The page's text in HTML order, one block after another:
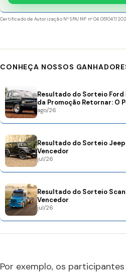
Certificado de Autorização Nº SPA/MF nº 04.051047/
CONHEÇA NOSSOS
Resultado do Sorteio
da Promoção Retornar: O
ago/26
Resultado do Sorteio
Vencedor
jul/26
Resultado do Sorteio
Vencedor
jul/26
Por exemplo, os